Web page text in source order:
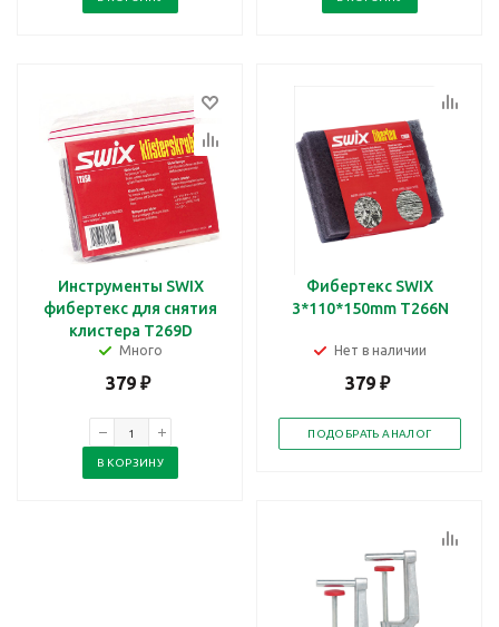
Инструменты SWIX
фибертекс для снятия
клистера Т269D
Много
379 ₽
В КОРЗИНУ
Фибертекс SWIX
3*110*150mm T266N
Нет в наличии
379 ₽
ПОДОБРАТЬ АНАЛОГ